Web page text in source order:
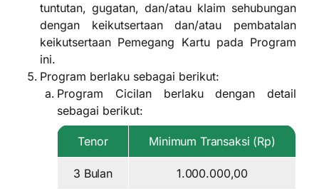
tuntutan, gugatan, dan/atau klaim sehubungan
dengan keikutsertaan dan/atau pembatalan
keikutsertaan Pemegang Kartu pada Program
ini.
Program berlaku sebagai berikut:
Program Cicilan berlaku dengan detail
sebagai berikut:
Tenor Minimum Transaksi (Rp)
3 Bulan 1.000.000,00